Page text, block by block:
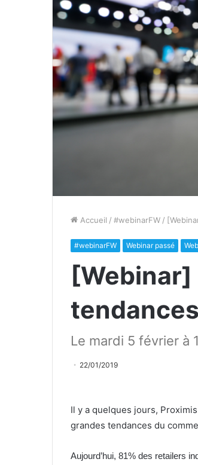
Accueil / #webinarFW /
#webinarFW Webinar passé
[Webinar]
Le mardi 5 février à
22/01/2019
Il y a quelques jours,
grandes tendances du
Aujourd’hui, 81% des retailers